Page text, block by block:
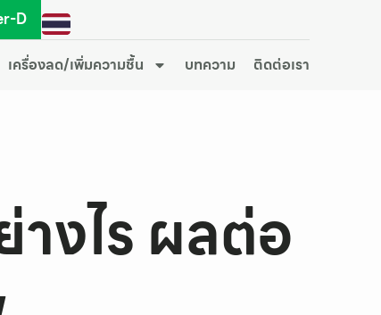
D
เครื่องลด/เพิ่มความชื้น บทความ ติดต่อเรา
งไร ผลต่อ